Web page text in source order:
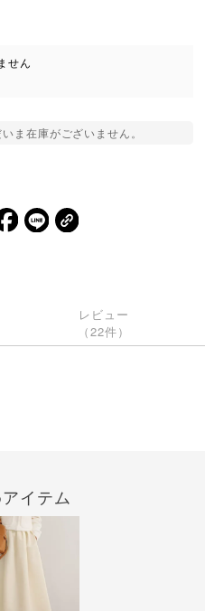
せん
ま在庫がございません。
レビュー
（22件）
イテム